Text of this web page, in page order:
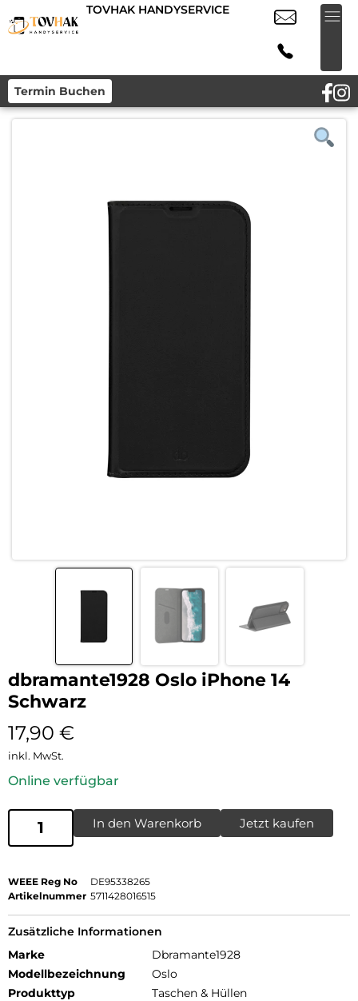
TOVHAK HANDYSERVICE
Termin Buchen
dbramante1928 Oslo iPhone 14
Schwarz
17,90 €
inkl. MwSt.
Online verfügbar
In den Warenkorb Jetzt kaufen
WEEE Reg No
DE95338265
Artikelnummer 5711428016515
Zusätzliche Informationen
Marke
Dbramante1928
Modellbezeichnung
Oslo
Produkttyp
Taschen & Hüllen